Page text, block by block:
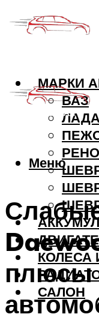
МАРКИ
ВАЗ
РЕНО
САЛОН
Меню
плюсы